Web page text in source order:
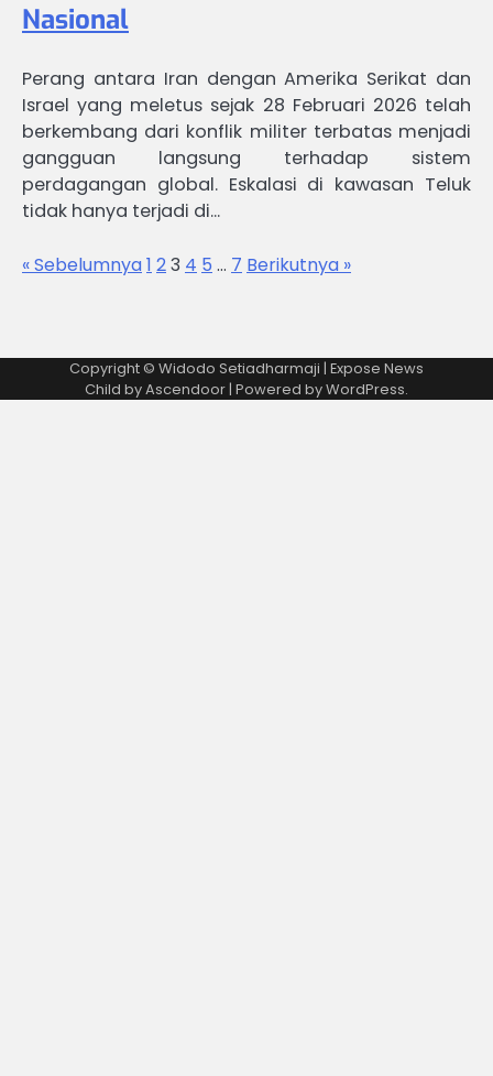
Nasional
Perang antara Iran dengan Amerika Serikat dan
Israel yang meletus sejak 28 Februari 2026 telah
berkembang dari konflik militer terbatas menjadi
gangguan langsung terhadap sistem
perdagangan global. Eskalasi di kawasan Teluk
tidak hanya terjadi di…
« Sebelumnya1 23 4 5 … 7 Berikutnya »
Copyright © Widodo Setiadharmaji | Expose News
Child byAscendoor | Powered byWordPress.